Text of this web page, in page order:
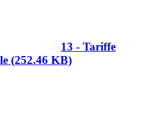
13 - Tariffe
(252.46 KB)